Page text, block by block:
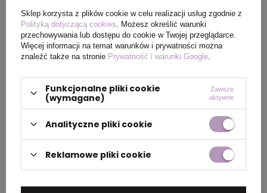
PAKOWANIE
Ilość szt. w
kartonie
wewnętrznym
Wymiary
kartonu
zewnętrznego
48 x 34,5 x 48 cm
Sklep korzysta z plików cookie w celu realizacji usług zgodnie z
Polityką dotyczącą cookies . Możesz określić warunki
przechowywania lub dostępu do cookie w Twojej przeglądarce.
Więcej informacji na temat warunków i prywatności można
znaleźć także na stronie Prywatność i warunki Google
Funkcjonalne pliki cookie
(wymagane)
Zawsze
aktywne
Analityczne pliki cookie
Reklamowe pliki cookie